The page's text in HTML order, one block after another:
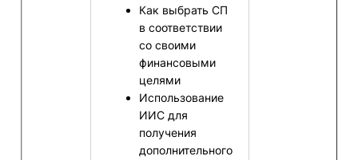
Как выбрать СП
в соответствии
со своими
финансовыми
целями
Использование
ИИС для
получения
дополнительного